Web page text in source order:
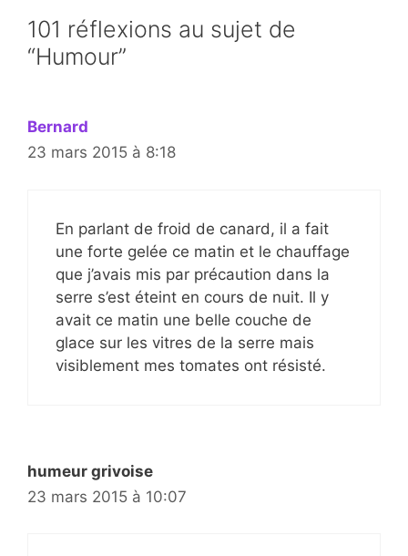
101 réflexions au sujet de
“Humour”
Bernard
23 mars 2015 à 8:18
En parlant de froid de canard, il a fait
une forte gelée ce matin et le chauffage
que j’avais mis par précaution dans la
serre s’est éteint en cours de nuit. Il y
avait ce matin une belle couche de
glace sur les vitres de la serre mais
visiblement mes tomates ont résisté.
humeur grivoise
23 mars 2015 à 10:07